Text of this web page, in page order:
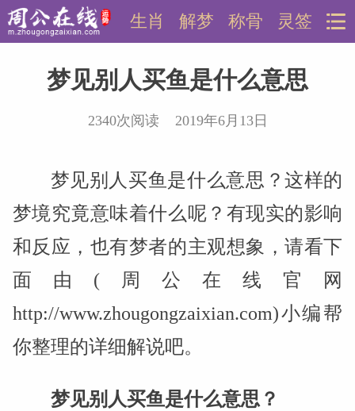
灵签
称骨
解梦
生肖
梦见别人买鱼是什么意思
2340次阅读 2019年6月13日
梦见别人买鱼是什么意思？这样的
梦境究竟意味着什么呢？有现实的影响
和反应，也有梦者的主观想象，请看下
面由(周公在线官网
http://www.zhougongzaixian.com)小编帮
你整理的详细解说吧。
梦见别人买鱼是什么意思？